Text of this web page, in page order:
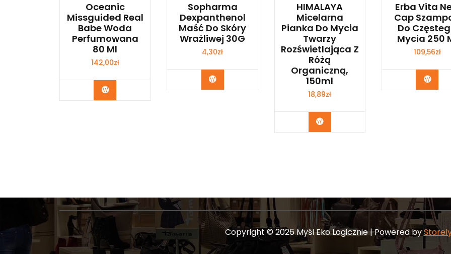
Oceanic
Missguided Real
Babe Woda
Perfumowana
80 Ml
142,00zł
Zobacz
Sopharma
Dexpanthenol
Maść Do Skóry
Wrażliwej 30G
4,30zł
Zobacz
HIMALAYA
Micelarna
Pianka Do Mycia
Twarzy
Rozświetlająca Z
Różą
Organiczną,
150ml
18,89zł
Zobacz
Erba Vita
Cap
Do
Mycia 250
109,56zł
Copyright © 2026 Myśl Eko Logicznie | Powered by